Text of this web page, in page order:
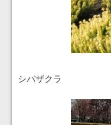
シバザクラ